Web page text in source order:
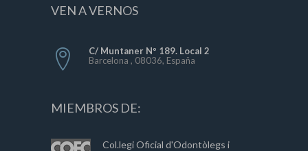
VEN A VERNOS
C/ Muntaner Nº 189. Local 2
Barcelona , 08036, España
MIEMBROS DE:
Col.legi Oficial d'Odontòlegs i